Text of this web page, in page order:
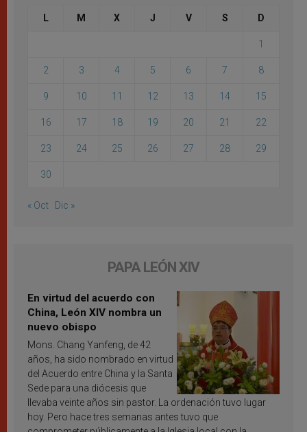
L M X J V S D
1
2 3 4 5 6 7 8
9 10 11 12 13 14 15
16 17 18 19 20 21 22
23 24 25 26 27 28 29
30
« Oct Dic »
PAPA LEÓN XIV
En virtud del acuerdo con
China, León XIV nombra un
nuevo obispo
Mons. Chang Yanfeng, de 42
años, ha sido nombrado en virtud
del Acuerdo entre China y la Santa
Sede para una diócesis que
llevaba veinte años sin pastor. La ordenación tuvo lugar
hoy. Pero hace tres semanas antes tuvo que